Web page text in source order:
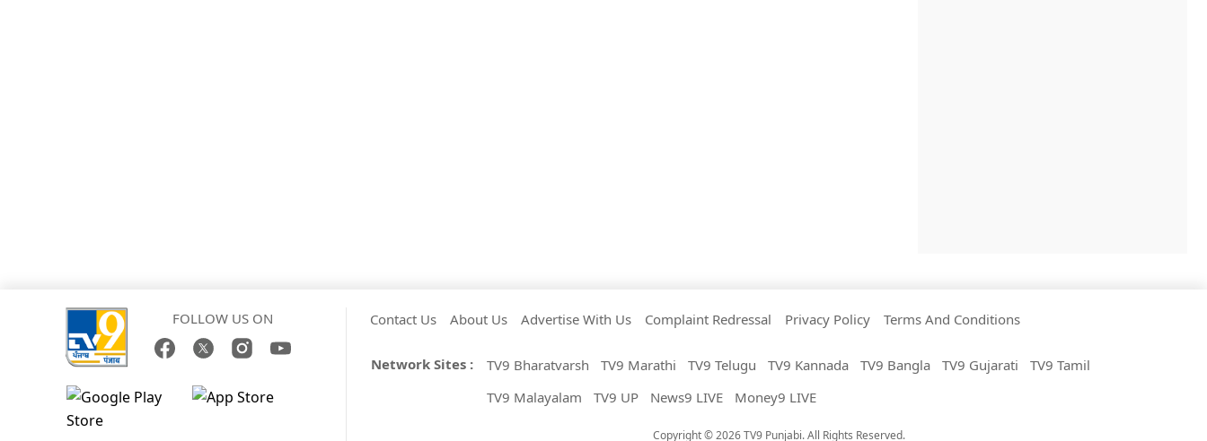
FOLLOW US ON Contact Us About Us Advertise With Us Complaint Redressal Privacy Policy Terms And Conditions
Network Sites : TV9 Bharatvarsh TV9 Marathi TV9 Telugu TV9 Kannada TV9 Bangla TV9 Gujarati
TV9 Tamil
TV9 Malayalam
TV9 UP News9 LIVE Money9 LIVE
Copyright © 2026 TV9 Punjabi. All Rights Reserved.